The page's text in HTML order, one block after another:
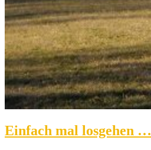
Einfach mal losgehen …